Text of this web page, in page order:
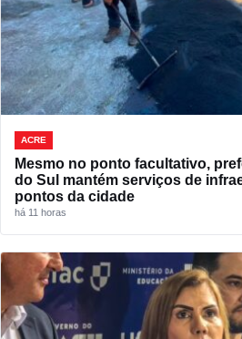
ACRE
Mesmo no ponto facultativo,
do Sul mantém serviços de
pontos da cidade
há 11 horas